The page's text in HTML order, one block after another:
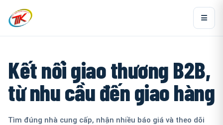
Kết nối giao thương B2B,
từ nhu cầu đến giao hàng
Tìm đúng nhà cung cấp, nhận nhiều báo giá và theo dõi